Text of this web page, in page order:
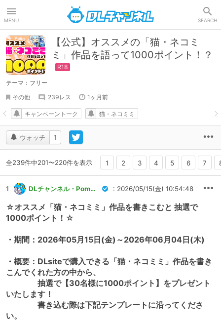
MENU SEARCH
【公式】オススメの「猫・ネコミ
ミ」作品を語って1000ポイント！？
テーマ：フリー
その他
239レス 1ヶ月前
ウォッチ 1
キャンペーントーク 猫・ネコミミ
全239件中201〜220件を表示 1 2 3 4 5 6 7
1 DLチャンネル・Pommu運営 : 2026/05/15(金) 10:54:48
☆オススメ「猫・ネコミミ」作品を書きこむと 抽選で
1000ポイント！☆
・期間：2026年05月15日(金)～2026年06月04日(木)
・概要：DLsiteで購入できる「猫・ネコミミ」作品を書き
こんでくれた方の中から、
抽選で【30名様に1000ポイント】をプレゼント
いたします！
書き込む際は下記テンプレートに沿ってくださ
い。